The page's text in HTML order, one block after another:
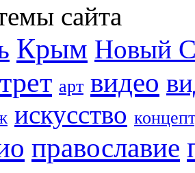
сайта
Крым Новый
арт видео
искусство
православие